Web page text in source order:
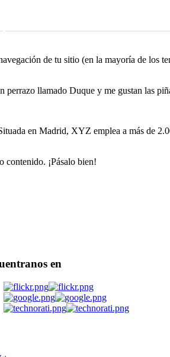
de tu sitio (en la mayoría de los
llamado Duque y me gustan las
en Madrid, XYZ emplea a más de
contenido. ¡Pásalo bien!
en